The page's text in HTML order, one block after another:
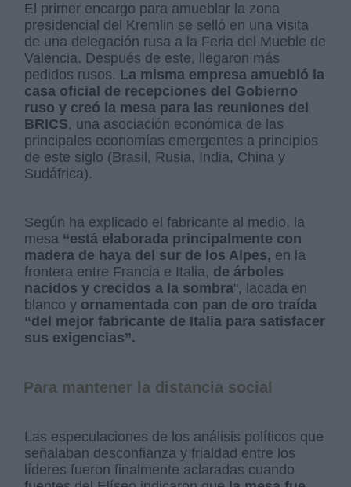
El primer encargo para amueblar la zona
presidencial del Kremlin se selló en una visita
de una delegación rusa a la Feria del Mueble de
Valencia. Después de este, llegaron más
pedidos rusos. La misma empresa amuebló la
casa oficial de recepciones del Gobierno
ruso y creó la mesa para las reuniones del
BRICS, una asociación económica de las
principales economías emergentes a principios
de este siglo (Brasil, Rusia, India, China y
Sudáfrica).
Según ha explicado el fabricante al medio, la
mesa “está elaborada principalmente con
madera de haya del sur de los Alpes, en la
frontera entre Francia e Italia, de árboles
nacidos y crecidos a la sombra", lacada en
blanco y ornamentada con pan de oro traída
“del mejor fabricante de Italia para satisfacer
sus exigencias”.
Para mantener la distancia social
Las especulaciones de los análisis políticos que
señalaban desconfianza y frialdad entre los
líderes fueron finalmente aclaradas cuando